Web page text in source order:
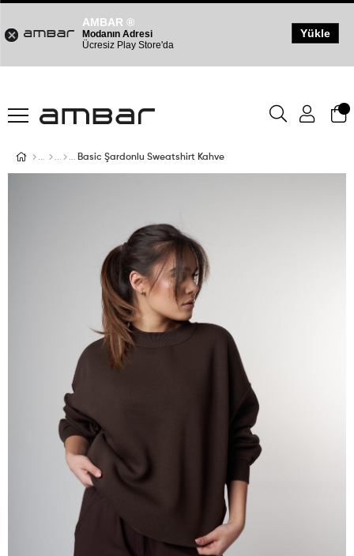
Basic Şardonlu Sweatshirt Kahve
AMBAR ®
Modanın Adresi
Ücresiz Play Store'da
Yükle